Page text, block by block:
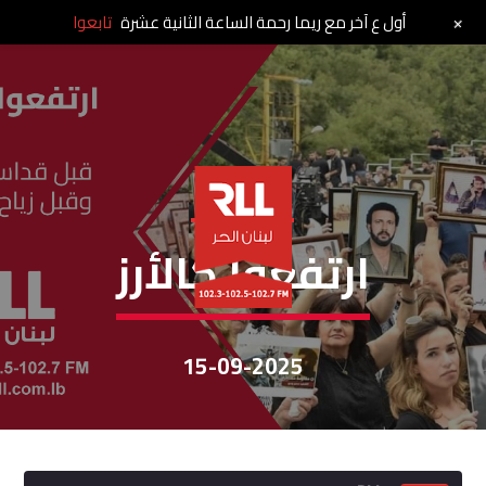
إرتفعوا كالأرز
ارتفعوا كالأرز
15-09-2025
أول ع آخر مع ريما رحمة الساعة الثانية عشرة تابعوا +